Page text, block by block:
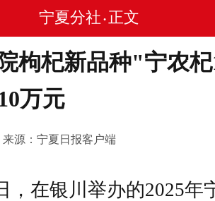
宁夏分社 • 正文
枸杞新品种"宁农杞
万元
来源：宁夏日报客户端
在银川举办的2025年